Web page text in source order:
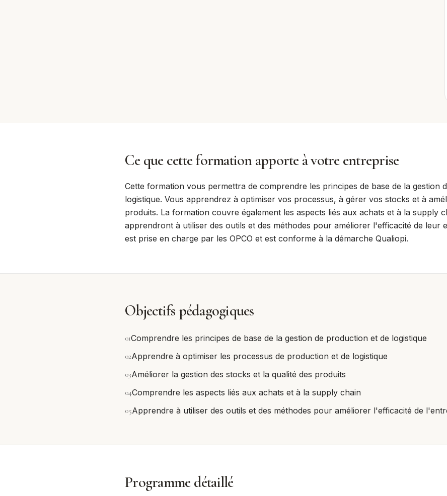
Ce que cette formation apporte à votre entreprise
Cette formation vous permettra de comprendre les principes de base de la gestion
logistique. Vous apprendrez à optimiser vos processus, à gérer vos stocks et à
produits. La formation couvre également les aspects liés aux achats et à la supply
apprendront à utiliser des outils et des méthodes pour améliorer l'efficacité de leur
est prise en charge par les OPCO et est conforme à la démarche Qualiopi.
Objectifs pédagogiques
01Comprendre les principes de base de la gestion de production et de logistique
02Apprendre à optimiser les processus de production et de logistique
03Améliorer la gestion des stocks et la qualité des produits
04Comprendre les aspects liés aux achats et à la supply chain
05Apprendre à utiliser des outils et des méthodes pour améliorer l'efficacité de
Programme détaillé